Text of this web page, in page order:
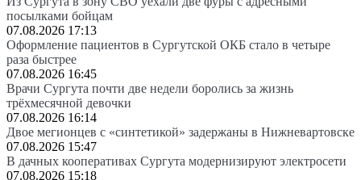
посылками бойцам
07.08.2026 17:13
Оформление пациентов в Сургутской ОКБ стало в четыре
раза быстрее
07.08.2026 16:45
Врачи Сургута почти две недели боролись за жизнь
трёхмесячной девочки
07.08.2026 16:14
Двое мегионцев с «синтетикой» задержаны в Нижневартовске
07.08.2026 15:47
В дачных кооперативах Сургута модернизируют электросети
07.08.2026 15:18